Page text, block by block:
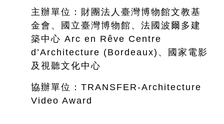
主辦單位：財團法人臺灣博物館文教基
金會、國立臺灣博物館、法國波爾多建
築中心 Arc en Rêve Centre
d’Architecture (Bordeaux)、國家電影
及視聽文化中心
協辦單位：TRANSFER-Architecture
Video Award